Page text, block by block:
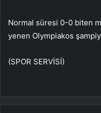
Normal süresi 0-0 biten
yenen Olympiakos
(SPOR SERVİSİ)